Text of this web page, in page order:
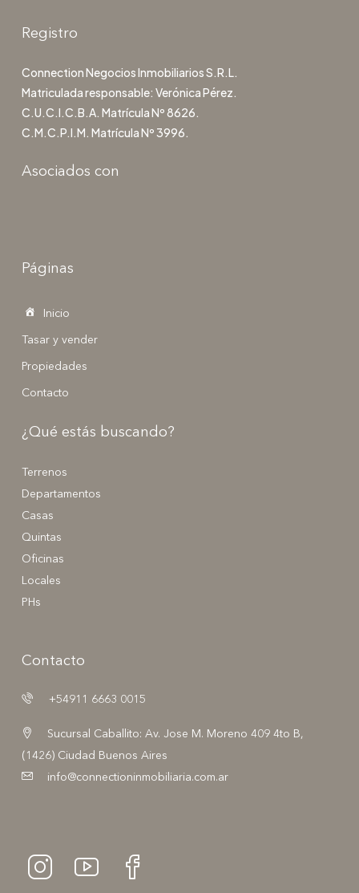
Registro
Connection Negocios Inmobiliarios S.R.L.
Matriculada responsable: Verónica Pérez.
C.U.C.I.C.B.A. Matrícula Nº 8626.
C.M.C.P.I.M. Matrícula Nº 3996.
Asociados con
Páginas
Inicio
Tasar y vender
Propiedades
Contacto
¿Qué estás buscando?
Terrenos
Departamentos
Casas
Quintas
Oficinas
Locales
PHs
Contacto
+54911 6663 0015
Sucursal Caballito: Av. Jose M. Moreno 409 4to B,
(1426) Ciudad Buenos Aires
info@connectioninmobiliaria.com.ar